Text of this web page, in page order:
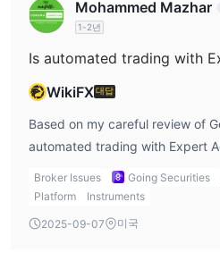
Mohammed Mazhar
1-2년
WikiFX대답
Based on my careful review of
automated trading with Expert
appear to be available on their
relies significantly on the
Broker Issues Going Securities
Platform
Instruments
2025-09-07 미국